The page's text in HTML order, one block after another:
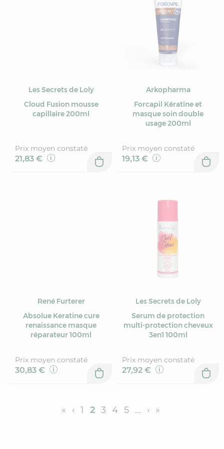
Les Secrets de Loly
Cloud Fusion mousse
capillaire 200ml
Prix moyen constaté
21,83 €
Arkopharma
Forcapil Kératine et
masque soin double
usage 200ml
Prix moyen constaté
19,13 €
René Furterer
Absolue Keratine cure
renaissance masque
réparateur 100ml
Prix moyen constaté
30,83 €
Les Secrets de Loly
Serum de protection
multi-protection cheveux
3en1 100ml
Prix moyen constaté
27,92 €
« ‹ 1 2 3 4 5 ... › »